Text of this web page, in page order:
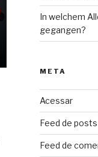
In welchem
gegangen?
META
Acessar
Feed de posts
Feed de